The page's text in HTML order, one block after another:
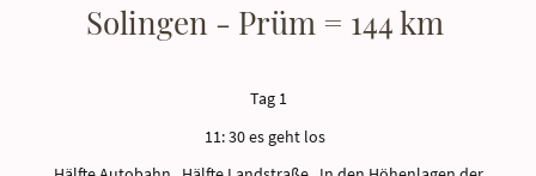
Solingen - Prüm = 144 km
Tag 1
11: 30 es geht los